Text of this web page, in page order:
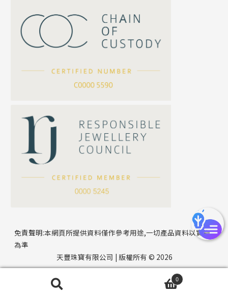
公司名稱
聯絡電話
S車花鏈系列
珍珠鏈系列
坦克鏈系列
滿天星鏈系列
方假繩鏈系列
珠扣
免責聲明:本網頁所提供資料僅作參考用途,一切產品資料以實物
為準
天豐珠寶有限公司 | 版權所有 © 2026
0